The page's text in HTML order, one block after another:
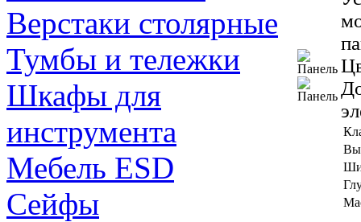
Верстаки столярные
Тумбы и тележки
Шкафы для
инструмента
Мебель ESD
Сейфы